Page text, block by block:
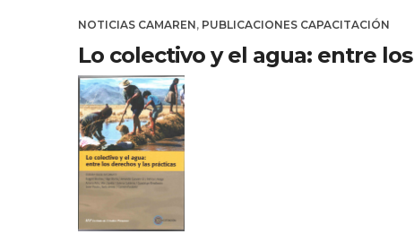
NOTICIAS CAMAREN, PUBLICACIONES CAPACITACIÓN
Lo colectivo y el agua: entre